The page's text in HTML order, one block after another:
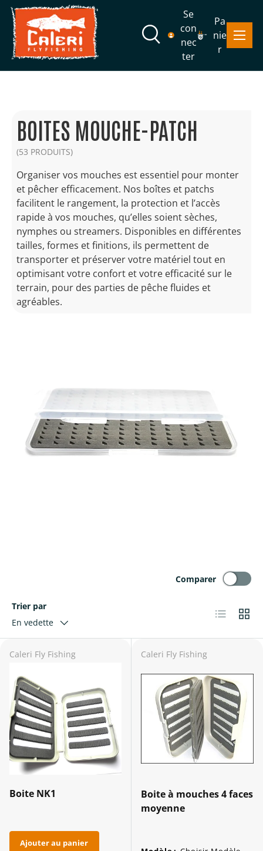
Aller au contenu
Recherche
Recherche
Se
con
nec
ter
Pa
nie
r
Menu
BOITES MOUCHE-PATCH
(53 PRODUITS)
Organiser vos mouches est essentiel pour monter
et pêcher efficacement. Nos boîtes et patchs
facilitent le rangement, la protection et l’accès
rapide à vos mouches, qu’elles soient sèches,
nymphes ou streamers. Disponibles en différentes
tailles, formes et finitions, ils permettent de
transporter et préserver votre matériel tout en
optimisant votre confort et votre efficacité sur le
terrain, pour des parties de pêche fluides et
agréables.
Trier par
En vedette
Comparer
Liste Grille
Caleri Fly Fishing
Boite NK1
Ajouter au panier
Caleri Fly Fishing
Boite à mouches 4 faces
moyenne